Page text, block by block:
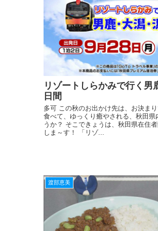
リゾートしらかみで行く男
日間
多可 この秋のお出かけ先は、お決ま
食べて、ゆっくり癒やされる、秋田県
うか？ そこできょうは、秋田県在住
しま～す！ 「リゾ...
渡部恵美